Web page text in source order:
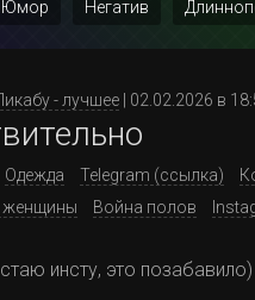
Юмор Негатив
- лучшее | 02.02.2026 в
Одежда Telegram (ссылка)
Война полов
инсту, это позабавило)